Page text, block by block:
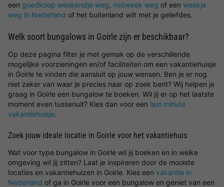
een goedkoop weekendje weg, midweek weg of een weekje
weg in Nederland of het buitenland wilt met je geliefdes.
Welk soort bungalows in Goirle zijn er beschikbaar?
Op deze pagina filter je met gemak op de verschillende
mogelijke voorzieningen en/of faciliteiten om een vakantiehuisje
in Goirle te vinden die aansluit op jouw wensen. Ben je er nog
niet zeker van waar je precies naar op zoek bent? Wij helpen je
graag in Goirle een bungalow te boeken. Wil jij er op het laatste
moment even tussenuit? Kies dan voor een last minute
vakantiehuisje.
Zoek jouw ideale locatie in Goirle voor het vakantiehuis
Wat voor type bungalow in Goirle wil jij boeken en in welke
omgeving wil jij zitten? Laat je inspireren door de mooiste
locaties en vakantiehuizen in Goirle. Kies een vakantie in
Nederland of ga in Goirle voor een bungalow en geniet van een